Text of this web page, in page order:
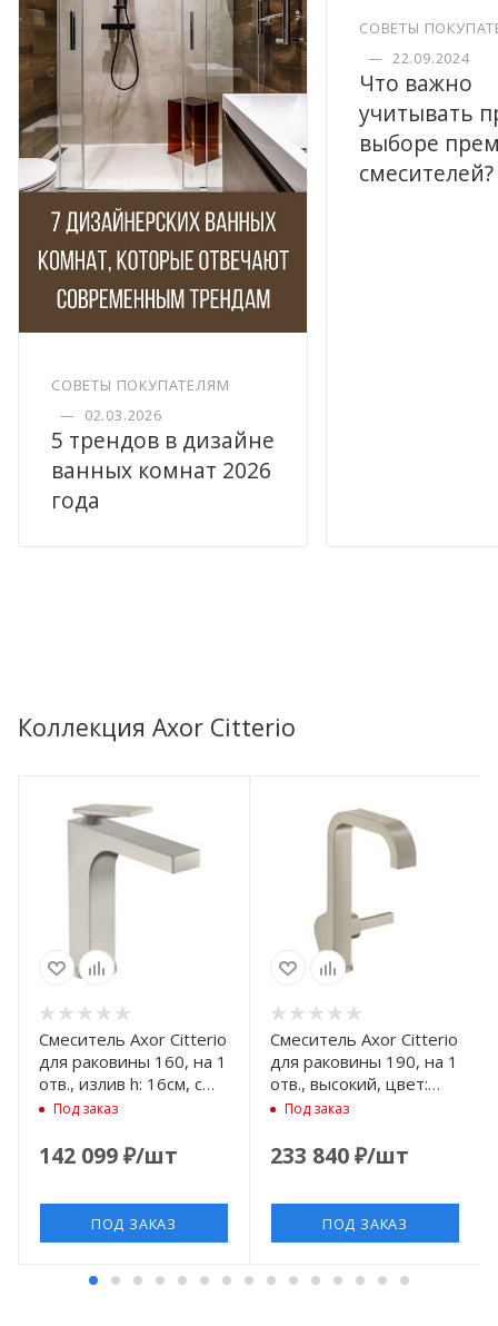
СОВЕТЫ ПОКУПАТЕЛЯМ
— 02.03.2026
5 трендов в дизайне
ванных комнат 2026
года
СОВЕТЫ
— 22.09.2024
Что важно
учитывать
выборе
смесителей?
Коллекция Axor Citterio
Смеситель Axor Citterio
для раковины 160, на 1
отв., излив h: 16см, с
текстурой, цвет: сталь
Под заказ
142 099₽/шт
ПОД ЗАКАЗ
Смеситель Axor Citterio
для раковины 190, на 1
отв., высокий, цвет:
шлифованный никель
Под заказ
233 840₽/шт
ПОД ЗАКАЗ